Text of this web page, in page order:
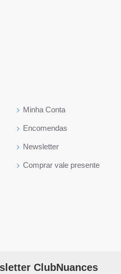
Minha Conta
Encomendas
Newsletter
Comprar vale presente
ClubNuances